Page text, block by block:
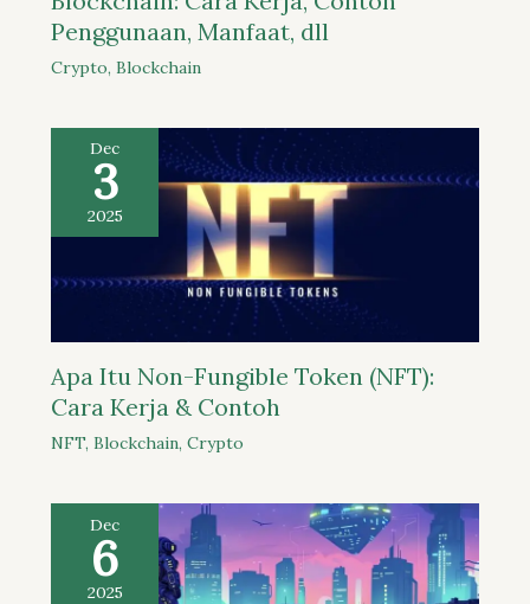
Penggunaan, Manfaat, dll
Crypto, Blockchain
Dec
3
2025
Apa Itu Non-Fungible Token (NFT):
Cara Kerja & Contoh
NFT, Blockchain, Crypto
Dec
6
2025